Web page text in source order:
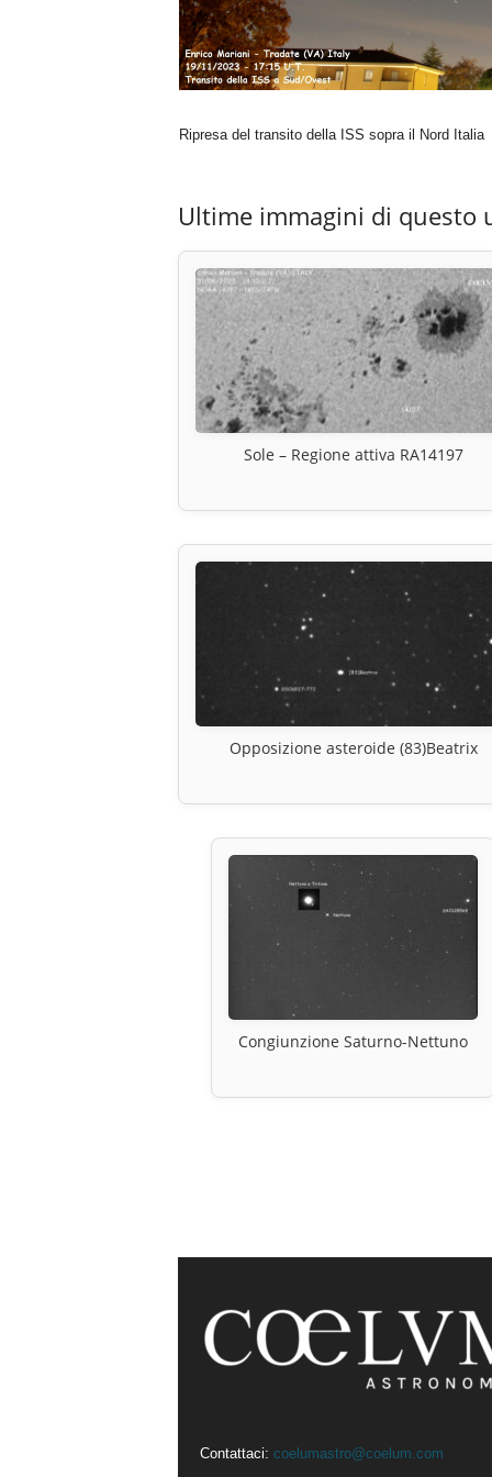
Ripresa del transito della ISS sopra il Nord Italia
Ultime immagini di questo
Sole – Regione attiva RA14197
Opposizione asteroide (83)Beatrix
Congiunzione Saturno-Nettuno
Contattaci: coelumastro@coelum.com